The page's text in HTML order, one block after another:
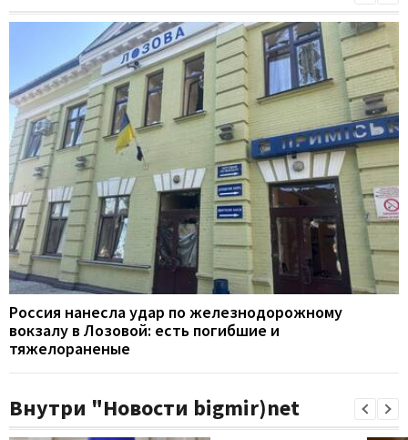
Россия нанесла удар по железнодорожному
вокзалу в Лозовой: есть погибшие и
тяжелораненые
Внутри "Новости bigmir)net